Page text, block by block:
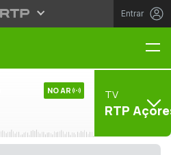
Entrar
NO AR TV
RTP